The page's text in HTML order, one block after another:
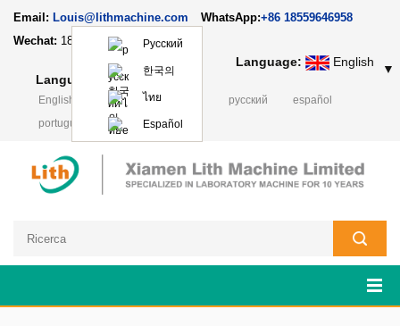
Email: Louis@lithmachine.com WhatsApp:+86 18559646958
Wechat: 18659217588
Language: English ▼
Language: English
Русский
한국의
ไทย
Español
English français русский
español
português
日本語 Polski